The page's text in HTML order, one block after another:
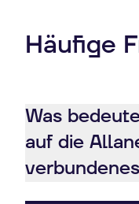
Häufige
Was
auf die